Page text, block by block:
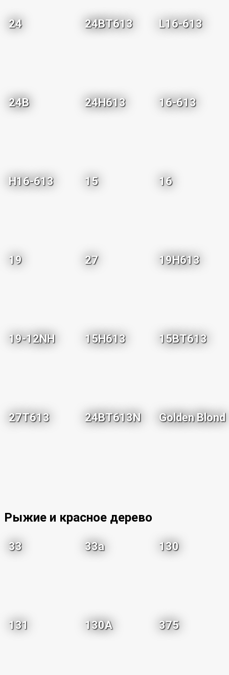
24 24BT613 L16-613
24B 24H613 16-613
H16-613 15 16
19 27 19H613
19-12NH 15H613 15BT613
27T613 24BT613N Golden Blond
Рыжие и красное дерево
33 33a 130
131 130A 375